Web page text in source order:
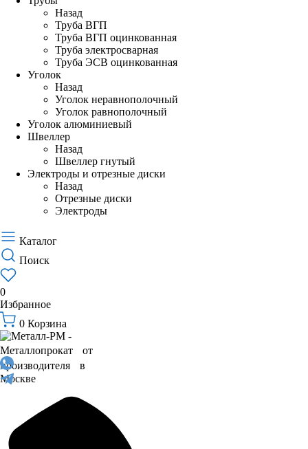
Назад
Труба ВГП
Труба ВГП оцинкованная
Труба электросварная
Труба ЭСВ оцинкованная
Уголок
Назад
Уголок неравнополочный
Уголок равнополочный
Уголок алюминиевый
Швеллер
Назад
Швеллер гнутый
Электроды и отрезные диски
Назад
Отрезные диски
Электроды
Каталог
Поиск
0
Избранное
0 Корзина